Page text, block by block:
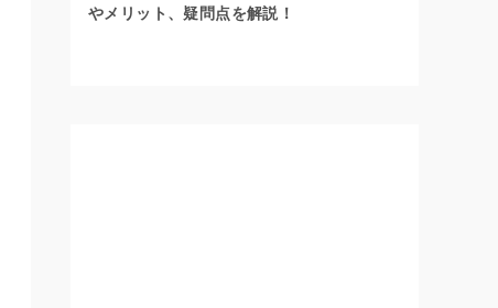
やメリット、疑問点を解説！